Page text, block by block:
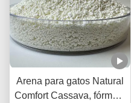
Arena para gatos Natural
Comfort Cassava, fórmula